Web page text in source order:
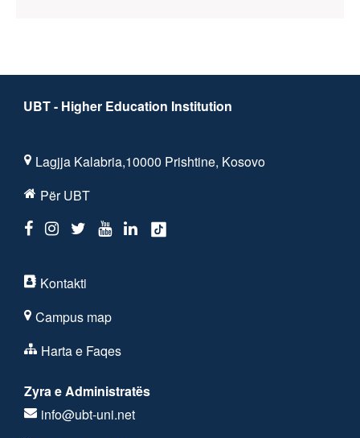
UBT - Higher Education Institution
Lagjja Kalabria,10000 Prishtine, Kosovo
Për UBT
Kontakti
Campus map
Harta e Faqes
Zyra e Administratës
info@ubt-uni.net